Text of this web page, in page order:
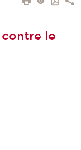
contre le